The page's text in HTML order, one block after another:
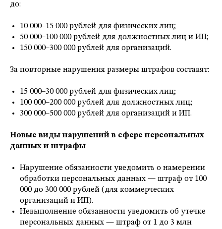
до:
10 000–15 000 рублей для физических лиц;
50 000–100 000 рублей для должностных лиц и ИП;
150 000–300 000 рублей для организаций.
За повторные нарушения размеры штрафов составят:
15 000–30 000 рублей для физических лиц;
100 000–200 000 рублей для должностных лиц;
300 000–500 000 рублей для организаций и ИП.
Новые виды нарушений в сфере персональных
данных и штрафы
Нарушение обязанности уведомить о намерении
обработки персональных данных — штраф от 100
000 до 300 000 рублей (для коммерческих
организаций и ИП).
Невыполнение обязанности уведомить об утечке
персональных данных — штраф от 1 до 3 млн